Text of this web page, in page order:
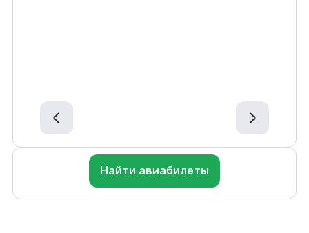
Найти авиабилеты